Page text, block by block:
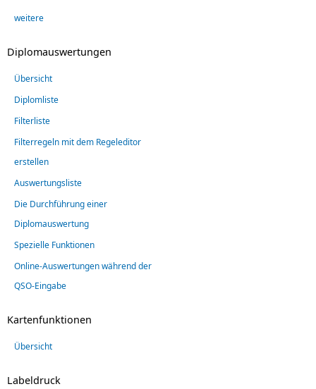
weitere
Diplomauswertungen
Übersicht
Diplomliste
Filterliste
Filterregeln mit dem Regeleditor
erstellen
Auswertungsliste
Die Durchführung einer
Diplomauswertung
Spezielle Funktionen
Online-Auswertungen während der
QSO-Eingabe
Kartenfunktionen
Übersicht
Labeldruck